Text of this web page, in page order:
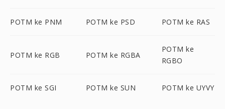
POTM ke PNM POTM ke PSD POTM ke RAS
POTM ke RGB POTM ke RGBA
POTM ke
RGBO
POTM ke SGI POTM ke SUN POTM ke UYVY